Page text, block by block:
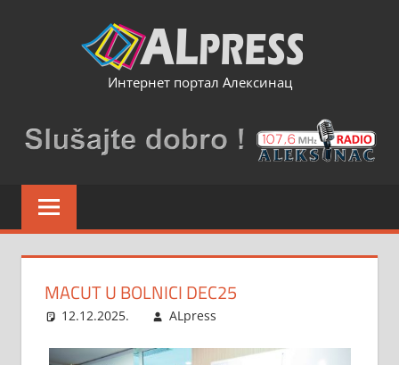
Интернет портал Алексинац
MACUT U BOLNICI DEC25
12.12.2025. ALpress